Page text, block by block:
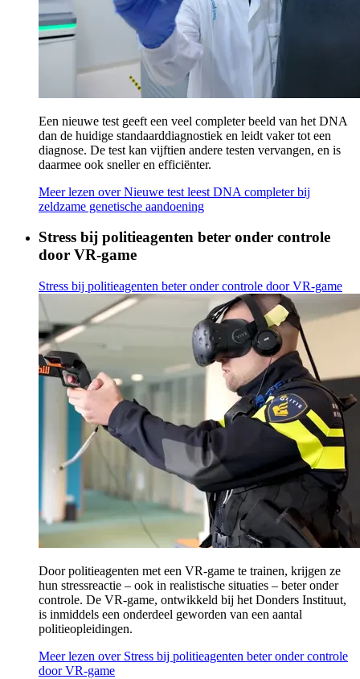
Een nieuwe test geeft een veel completer beeld van het DNA
dan de huidige standaarddiagnostiek en leidt vaker tot een
diagnose. De test kan vijftien andere testen vervangen, en is
daarmee ook sneller en efficiënter.
Meer lezen over Nieuwe test leest DNA completer bij
zeldzame genetische aandoening
Stress bij politieagenten beter onder controle
door VR-game
Stress bij politieagenten beter onder controle door VR-game
Door politieagenten met een VR-game te trainen, krijgen ze
hun stressreactie – ook in realistische situaties – beter onder
controle. De VR-game, ontwikkeld bij het Donders Instituut,
is inmiddels een onderdeel geworden van een aantal
politieopleidingen.
Meer lezen over Stress bij politieagenten beter onder controle
door VR-game